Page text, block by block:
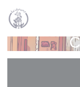
Personalizzazione delle